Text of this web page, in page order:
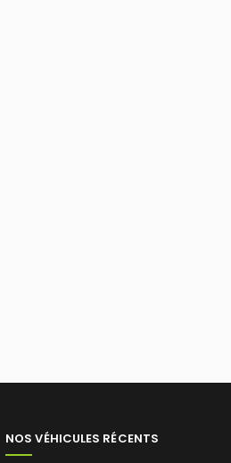
NOS VÉHICULES RÉCENTS